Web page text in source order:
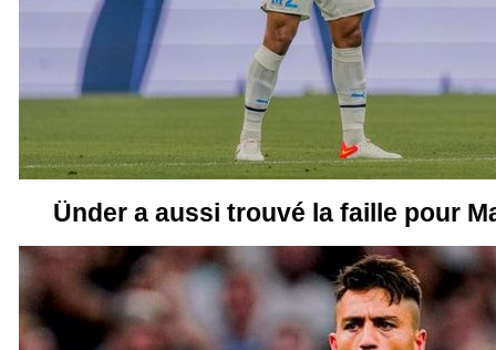
Ünder a aussi trouvé la faille pour